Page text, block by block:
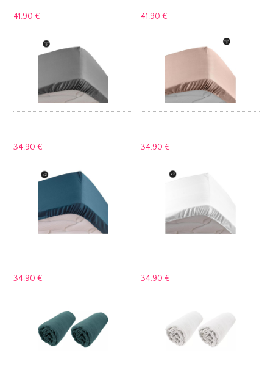
41.90 € 41.90 €
34.90 € 34.90 €
34.90 € 34.90 €